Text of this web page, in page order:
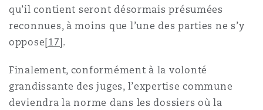
qu’il contient seront désormais présumées
reconnues, à moins que l’une des parties ne s’y
oppose[17].
Finalement, conformément à la volonté
grandissante des juges, l’expertise commune
deviendra la norme dans les dossiers où la